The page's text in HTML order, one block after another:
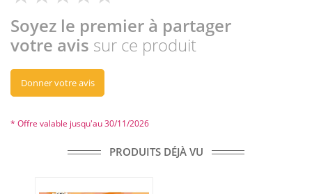
Soyez le premier à partager
votre avis sur ce produit
Donner votre avis
* Offre valable jusqu'au 30/11/2026
PRODUITS DÉJÀ VU